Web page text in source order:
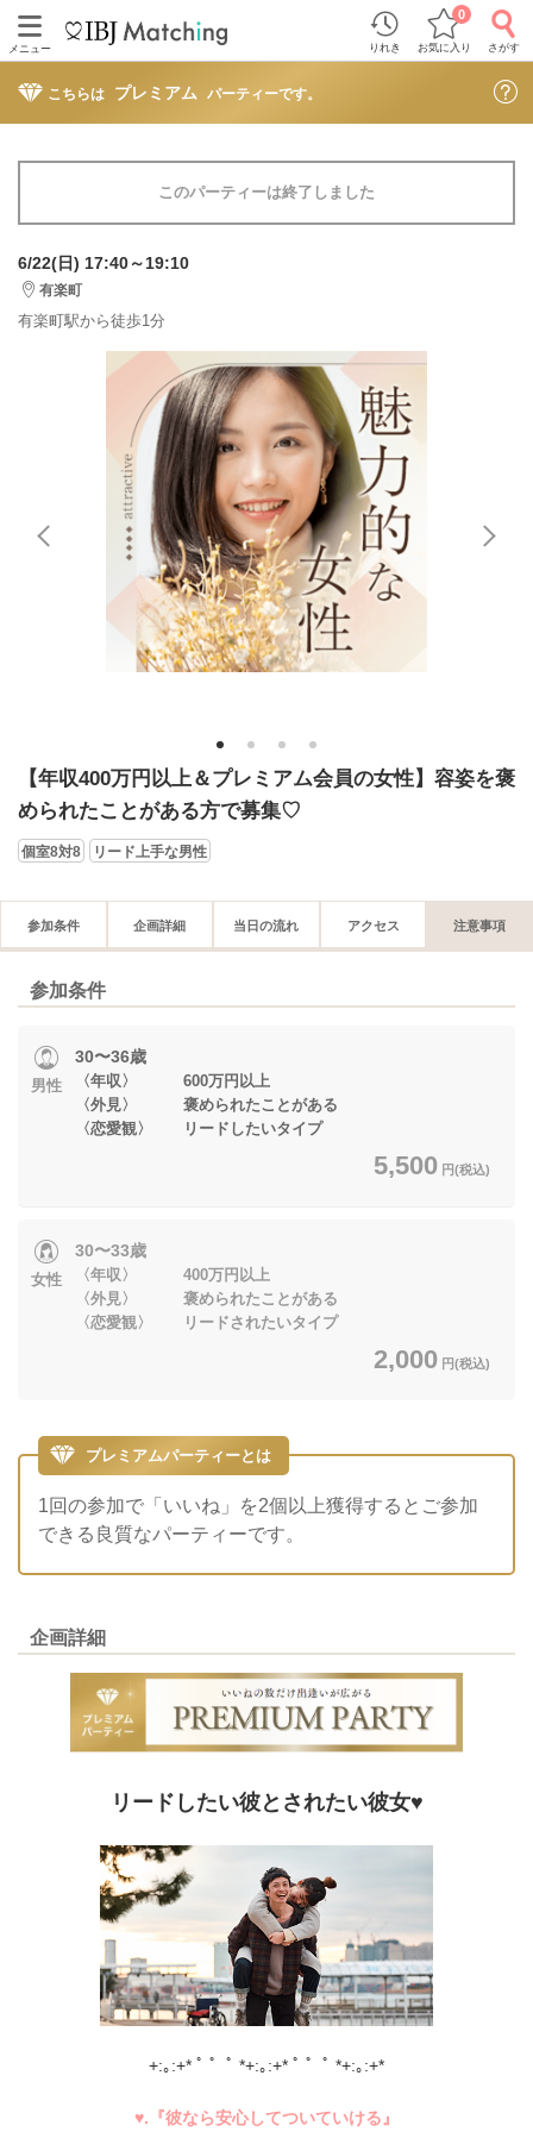
メニュー りれき お気に入り
0
さがす
こちらは プレミアム パーティーです。
このパーティーは終了しました
6/22(日) 17:40～19:10
有楽町
有楽町駅から徒歩1分
1 2 3 4
【年収400万円以上＆プレミアム会員の女性】容姿を褒
められたことがある方で募集♡
個室8対8 リード上手な男性
参加条件 企画詳細 当日の流れ アクセス 注意事項
参加条件
男性
30〜36歳
〈年収〉 600万円以上
〈外見〉 褒められたことがある
〈恋愛観〉 リードしたいタイプ
5,500 円(税込)
女性
30〜33歳
〈年収〉 400万円以上
〈外見〉 褒められたことがある
〈恋愛観〉 リードされたいタイプ
2,000 円(税込)
プレミアムパーティーとは
1回の参加で「いいね」を2個以上獲得するとご参加
できる良質なパーティーです。
企画詳細
リードしたい彼とされたい彼女♥
+:｡:+* ﾟ ゜ﾟ *+:｡:+* ﾟ ゜ﾟ *+:｡:+*
♥.『彼なら安心してついていける』